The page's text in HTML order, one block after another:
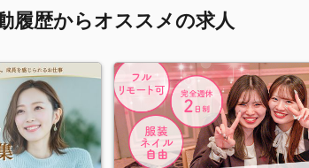
履歴からオススメの求人